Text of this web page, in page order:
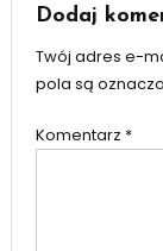
Dodaj
Twój adres e-
pola są
Komentarz *